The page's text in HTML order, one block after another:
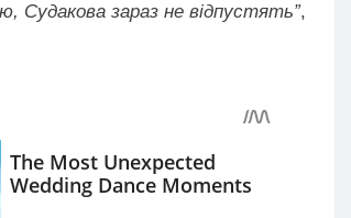
Судакова зараз не відпустять”,